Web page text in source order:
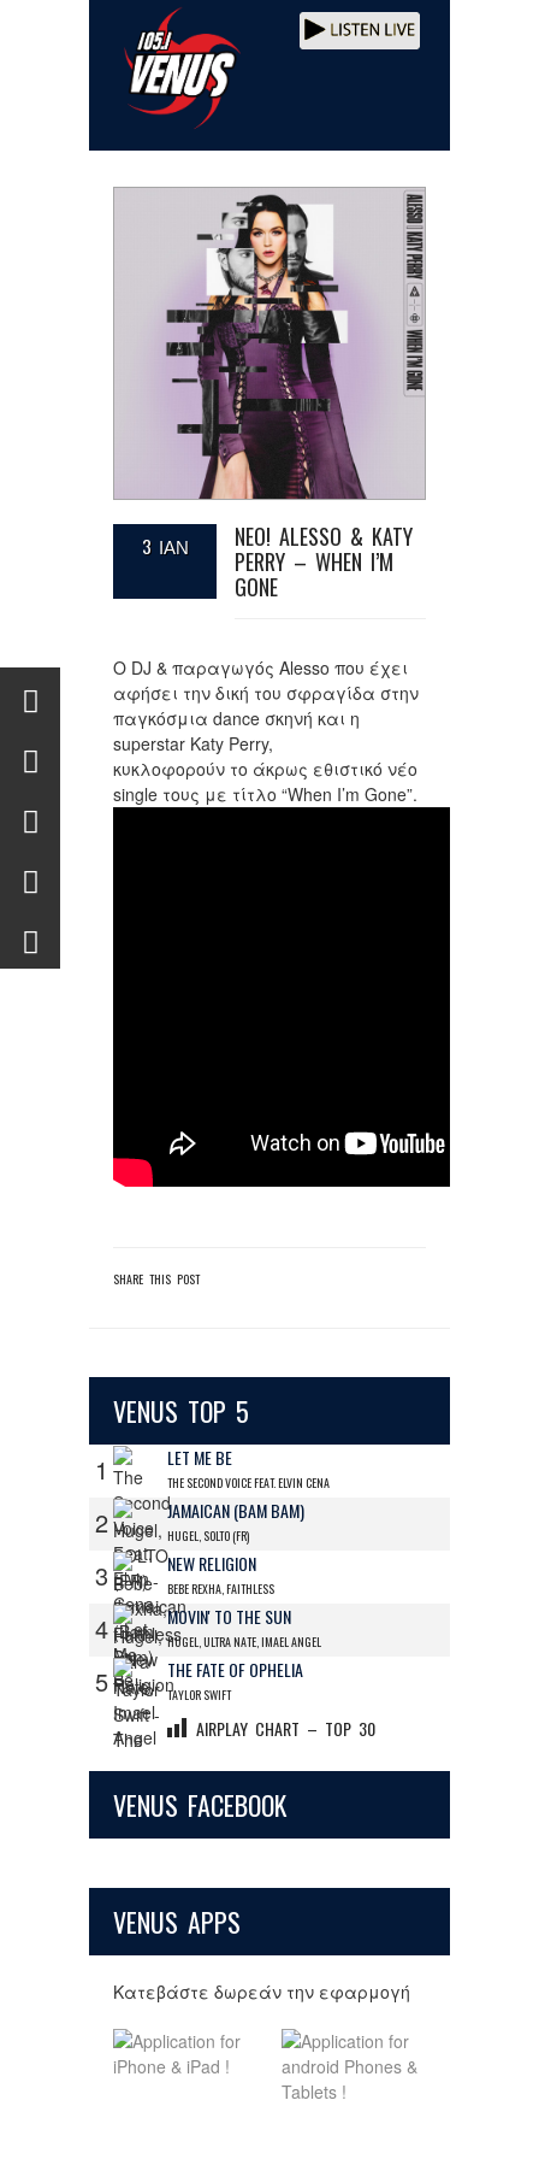
3 ΙΑΝ
NEO! ALESSO & KATY
PERRY – WHEN I’M
GONE
Ο DJ & παραγωγός Alesso που έχει
αφήσει την δική του σφραγίδα στην
παγκόσμια dance σκηνή και η
superstar Katy Perry,
κυκλοφορούν το άκρως εθιστικό νέο
single τους με τίτλο “When I’m Gone”.
SHARE THIS POST
VENUS TOP 5
1 LET ME BE
THE SECOND VOICE FEAT. ELVIN CENA
2 JAMAICAN (BAM BAM)
HUGEL, SOLTO (FR)
3 NEW RELIGION
BEBE REXHA, FAITHLESS
4 MOVIN' TO THE SUN
HUGEL, ULTRA NATE, IMAEL ANGEL
5 THE FATE OF OPHELIA
TAYLOR SWIFT
AIRPLAY CHART – TOP 30
VENUS FACEBOOK
VENUS APPS
Κατεβάστε δωρεάν την εφαρμογή